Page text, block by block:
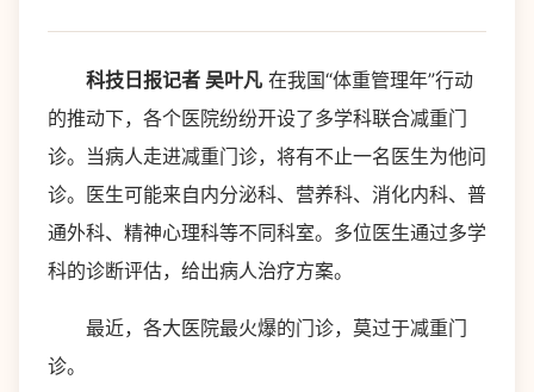
科技日报记者 吴叶凡 在我国“体重管理年”行动
的推动下，各个医院纷纷开设了多学科联合减重门
诊。当病人走进减重门诊，将有不止一名医生为他问
诊。医生可能来自内分泌科、营养科、消化内科、普
通外科、精神心理科等不同科室。多位医生通过多学
科的诊断评估，给出病人治疗方案。
最近，各大医院最火爆的门诊，莫过于减重门
诊。